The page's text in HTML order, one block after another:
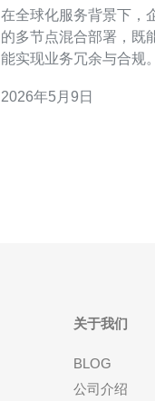
在全球化服务背景下，
的多节点混合部署，既
能实现业务冗余与合规
成本。 节点选型上建议：香港VPS适合面向中国大陆
2026年5月9日
关于我们
BLOG
公司介绍